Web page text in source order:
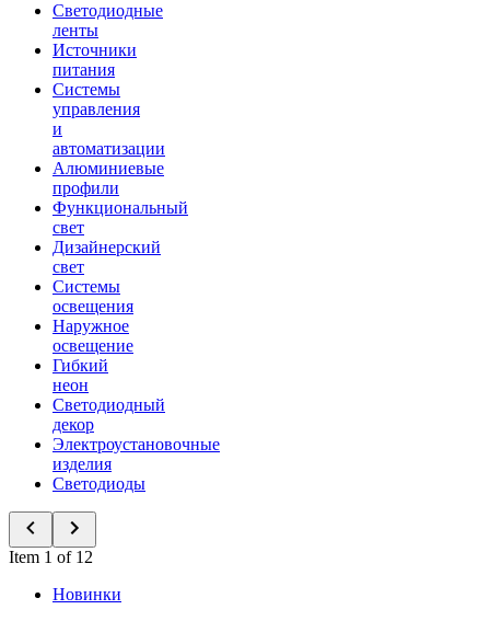
Светодиодные
ленты
Источники
питания
Системы
управления
и
автоматизации
Алюминиевые
профили
Функциональный
свет
Дизайнерский
свет
Системы
освещения
Наружное
освещение
Гибкий
неон
Светодиодный
декор
Электроустановочные
изделия
Светодиоды
Item 1 of 12
Новинки